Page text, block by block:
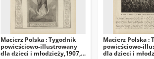
Macierz Polska : Tygodnik
powieściowo-illustrowany
dla dzieci i młodzieży,1907,
Macierz Polska :
powieściowo-
dla dzieci i